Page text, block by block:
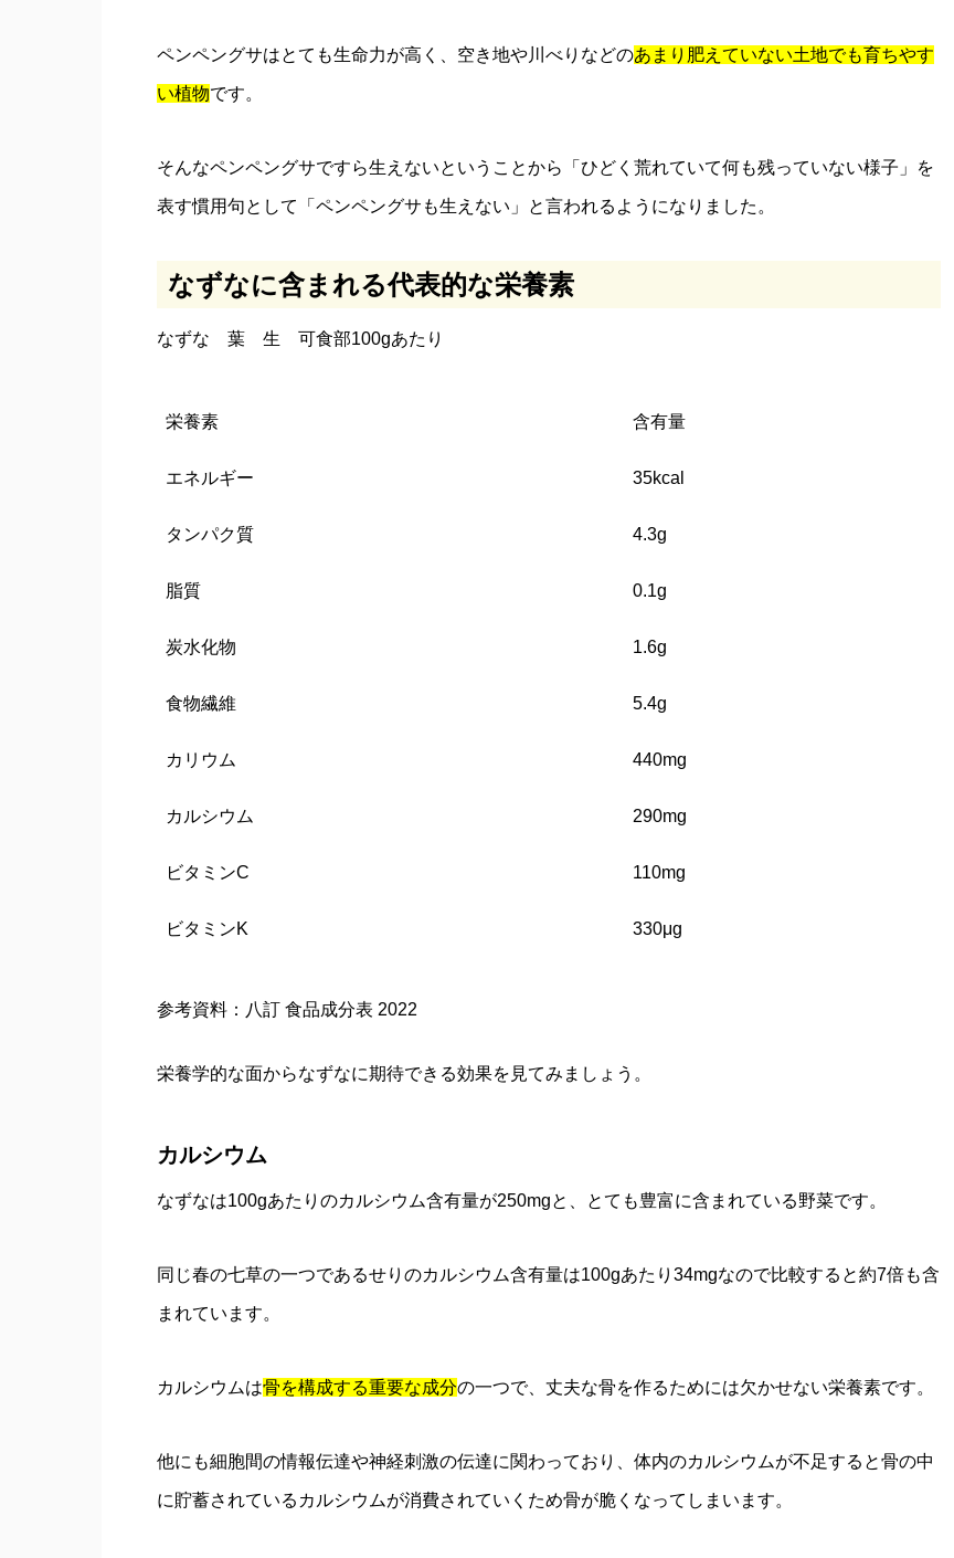
ペンペングサはとても生命力が高く、空き地や川べりなどのあまり肥えていない土地でも育ちやす
い植物です。
そんなペンペングサですら生えないということから「ひどく荒れていて何も残っていない様子」を
表す慣用句として「ペンペングサも生えない」と言われるようになりました。
なずなに含まれる代表的な栄養素
なずな 葉 生 可食部100gあたり
栄養素 含有量
エネルギー 35kcal
タンパク質 4.3g
脂質 0.1g
炭水化物 1.6g
食物繊維 5.4g
カリウム 440mg
カルシウム 290mg
ビタミンC 110mg
ビタミンK 330μg
参考資料：八訂 食品成分表 2022
栄養学的な面からなずなに期待できる効果を見てみましょう。
カルシウム
なずなは100gあたりのカルシウム含有量が250mgと、とても豊富に含まれている野菜です。
同じ春の七草の一つであるせりのカルシウム含有量は100gあたり34mgなので比較すると約7倍も含
まれています。
カルシウムは骨を構成する重要な成分の一つで、丈夫な骨を作るためには欠かせない栄養素です。
他にも細胞間の情報伝達や神経刺激の伝達に関わっており、体内のカルシウムが不足すると骨の中
に貯蓄されているカルシウムが消費されていくため骨が脆くなってしまいます。